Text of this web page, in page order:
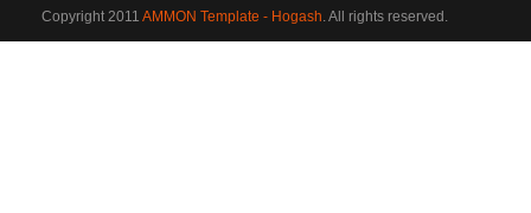
Copyright 2011 AMMON Template - Hogash. All rights reserved.